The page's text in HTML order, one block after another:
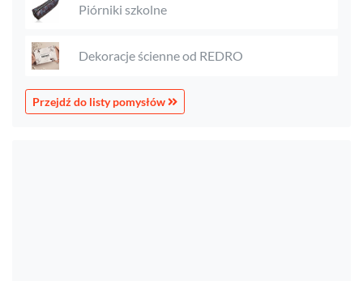
Piórniki szkolne
Dekoracje ścienne od REDRO
Przejdź do listy pomysłów